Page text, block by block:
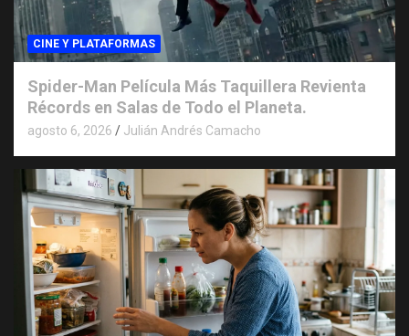
CINE Y PLATAFORMAS
Spider-Man Película Más Taquillera Revienta
Récords en Salas de Todo el Planeta.
agosto 6, 2026 Julián Andrés Camacho